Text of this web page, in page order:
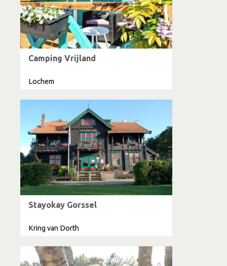
Camping Vrijland
Lochem
Stayokay Gorssel
Kring van Dorth